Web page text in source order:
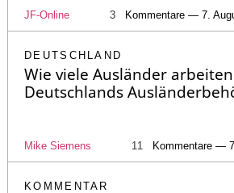
JF-Online 3 Kommentare — 7.
DEUTSCHLAND
Wie viele Ausländer
Deutschlands
Mike Siemens 11 Kommentare —
KOMMENTAR